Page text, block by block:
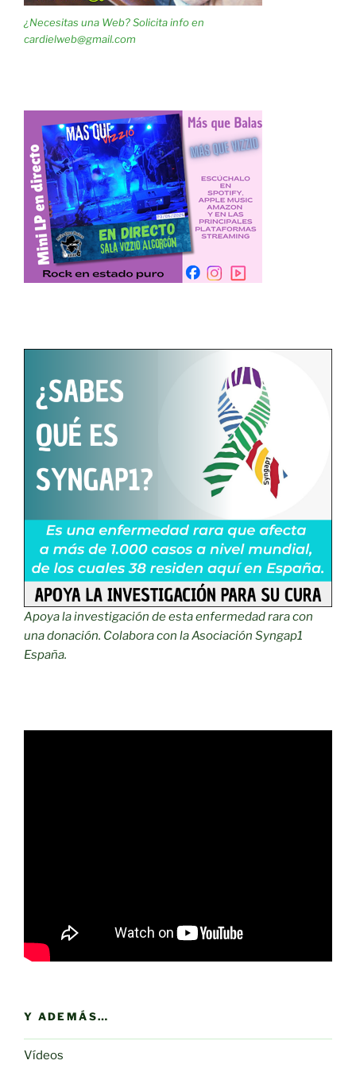
¿Necesitas una Web? Solicita info en
cardielweb@gmail.com
Apoya la investigación de esta enfermedad rara con
una donación. Colabora con la Asociación Syngap1
España.
Y ADEMÁS…
Vídeos